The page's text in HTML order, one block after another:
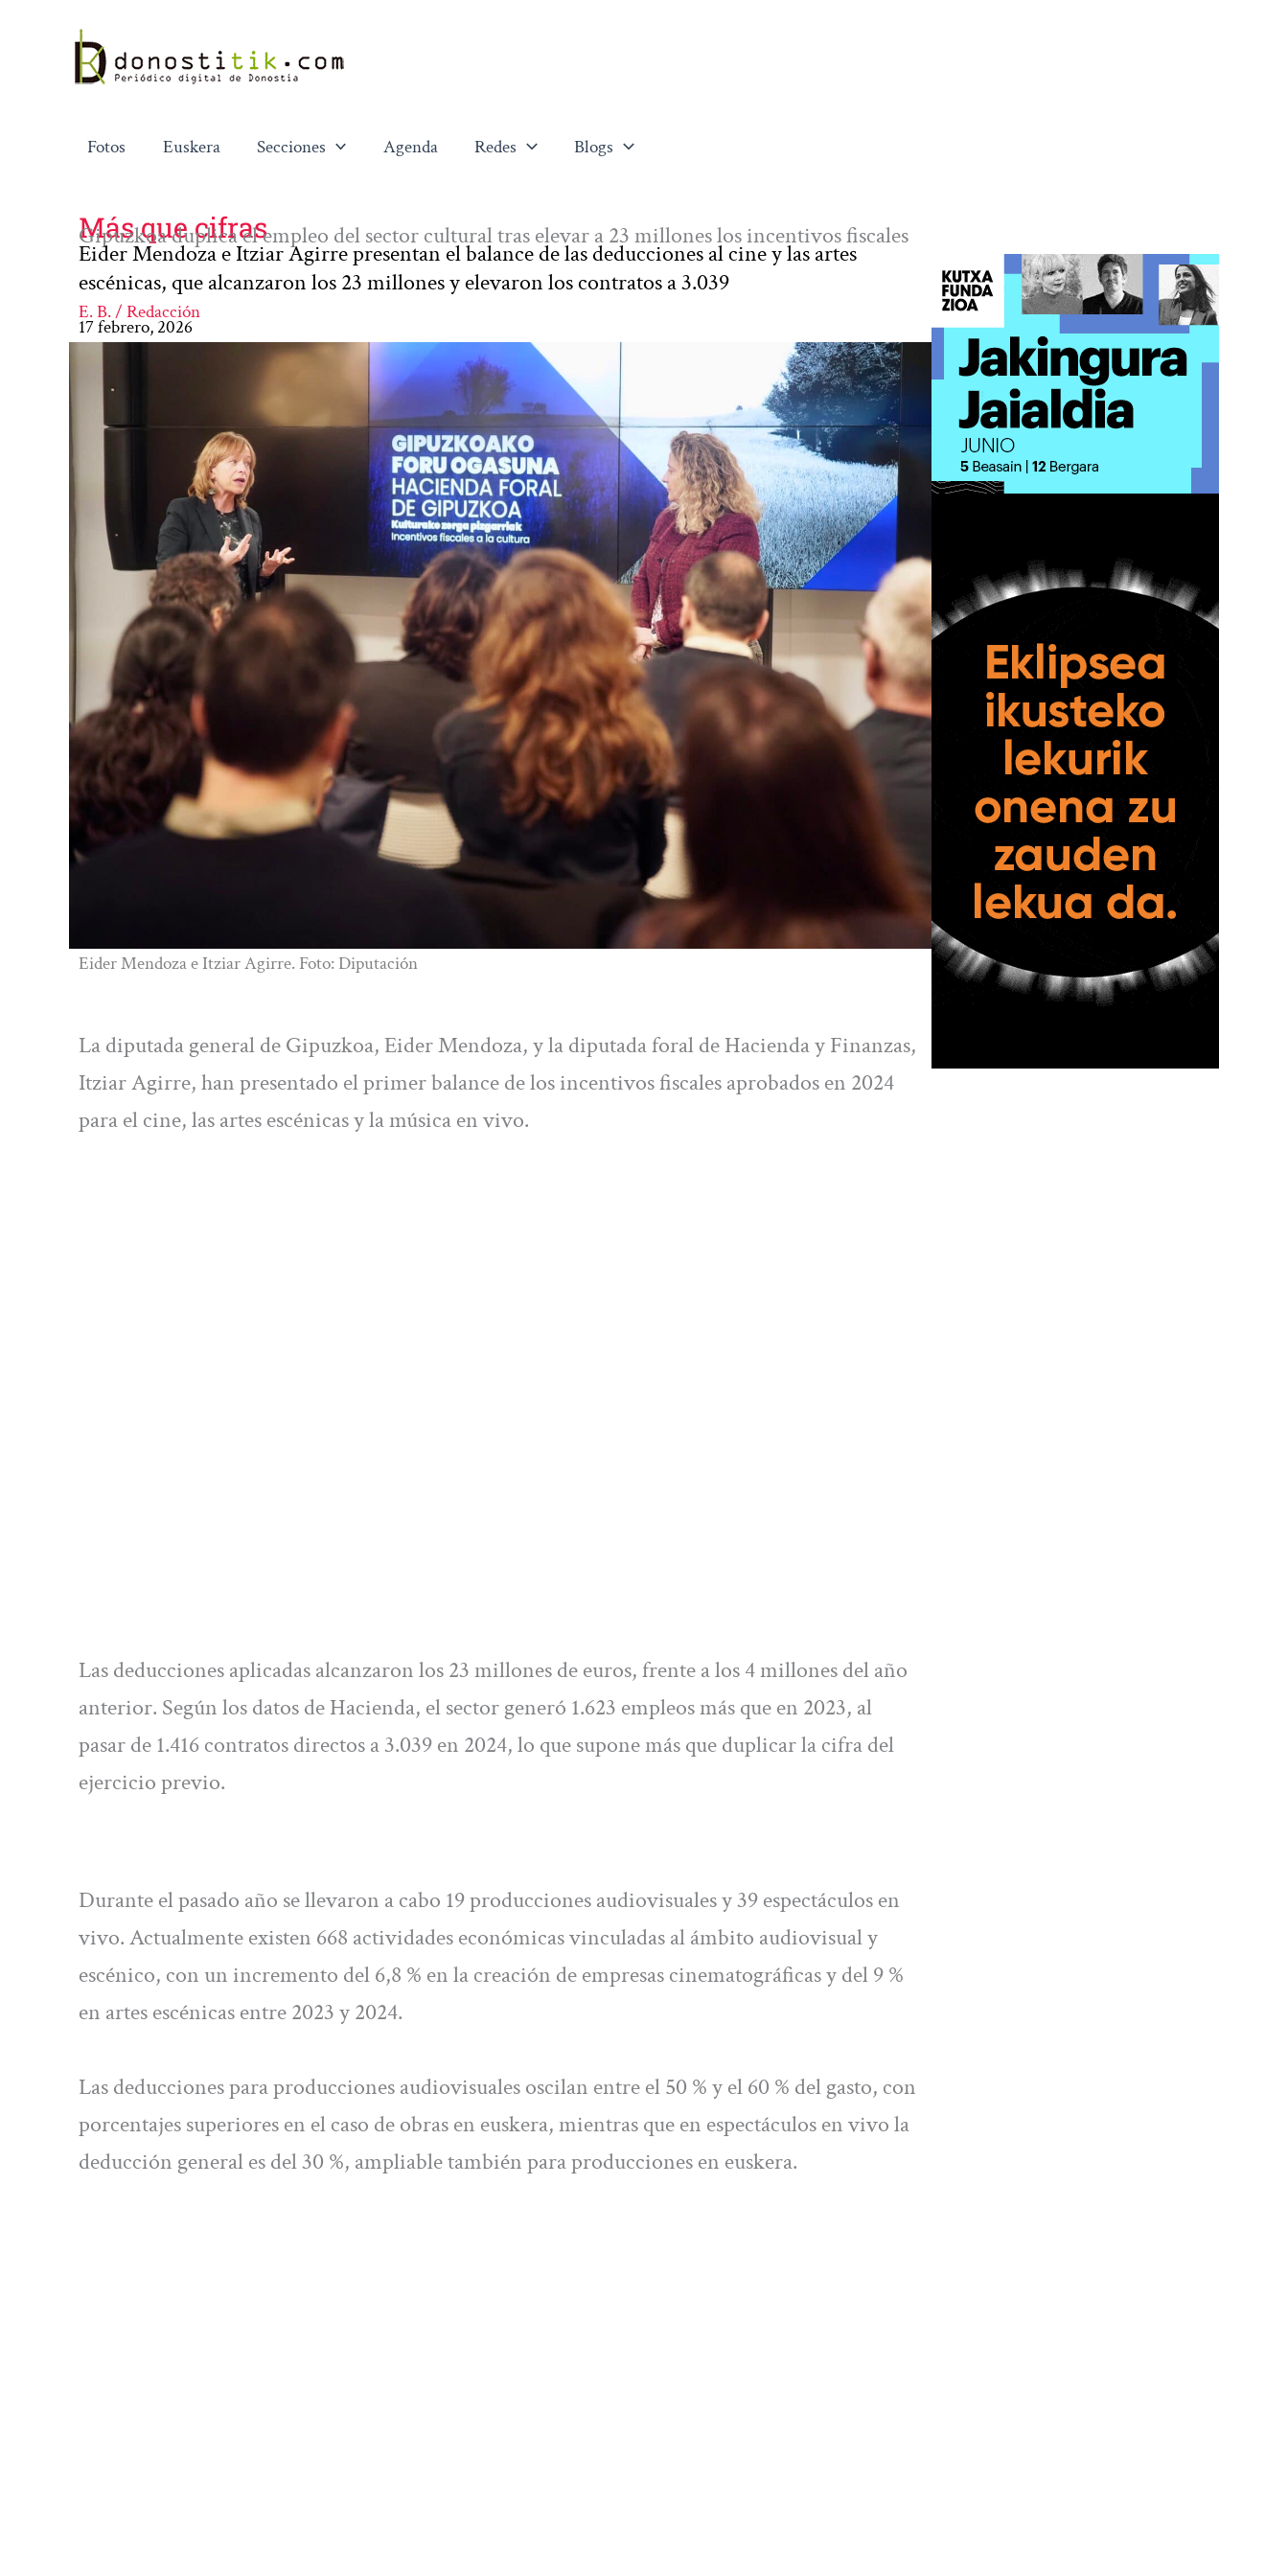
contenido
Fotos Euskera Secciones Agenda Redes Blogs
Más que cifras
Gipuzkoa duplica el empleo del sector cultural tras elevar a 23 millones los incentivos fiscales
Eider Mendoza e Itziar Agirre presentan el balance de las deducciones al cine y las artes
escénicas, que alcanzaron los 23 millones y elevaron los contratos a 3.039
E. B. / Redacción
17 febrero, 2026
Eider Mendoza e Itziar Agirre. Foto: Diputación
La diputada general de Gipuzkoa, Eider Mendoza, y la diputada foral de Hacienda y Finanzas,
Itziar Agirre, han presentado el primer balance de los incentivos fiscales aprobados en 2024
para el cine, las artes escénicas y la música en vivo.
Las deducciones aplicadas alcanzaron los 23 millones de euros, frente a los 4 millones del año
anterior. Según los datos de Hacienda, el sector generó 1.623 empleos más que en 2023, al
pasar de 1.416 contratos directos a 3.039 en 2024, lo que supone más que duplicar la cifra del
ejercicio previo.
Durante el pasado año se llevaron a cabo 19 producciones audiovisuales y 39 espectáculos en
vivo. Actualmente existen 668 actividades económicas vinculadas al ámbito audiovisual y
escénico, con un incremento del 6,8 % en la creación de empresas cinematográficas y del 9 %
en artes escénicas entre 2023 y 2024.
Las deducciones para producciones audiovisuales oscilan entre el 50 % y el 60 % del gasto, con
porcentajes superiores en el caso de obras en euskera, mientras que en espectáculos en vivo la
deducción general es del 30 %, ampliable también para producciones en euskera.